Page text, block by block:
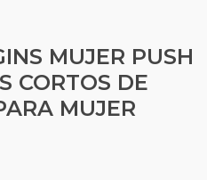
MUJER PUSH
CORTOS DE
MUJER